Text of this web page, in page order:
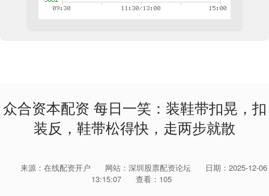
众合资本配资 每日一笑：装鞋带扣晃，扣
装反，鞋带松得快，走两步就散
来源：在线配资开户 网站：深圳股票配资论坛
日期：2025-12-06
13:15:07
查看：105